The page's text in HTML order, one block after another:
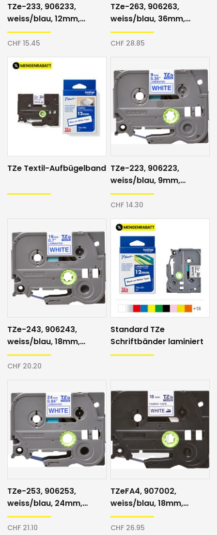
TZe-233, 906233,
weiss/blau, 12mm,
Schriftband
CHF 15.45
TZe-263, 906263,
weiss/blau, 36mm,
Schriftband
CHF 28.85
TZe Textil-Aufbügelband TZe-223, 906223,
weiss/blau, 9mm,
Schriftband
CHF 14.30
TZe-243, 906243,
weiss/blau, 18mm,
Schriftband
CHF 20.20
Standard TZe
Schriftbänder laminiert
TZe-253, 906253,
weiss/blau, 24mm,
Schriftband
CHF 21.10
TZeFA4, 907002,
weiss/blau, 18mm,
Textilband
CHF 26.95